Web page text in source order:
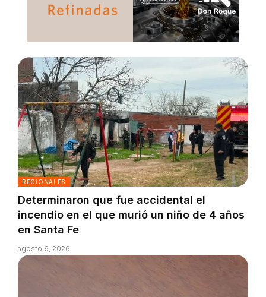
REGIONALES
Determinaron que fue accidental el
incendio en el que murió un niño de 4 años
en Santa Fe
agosto 6, 2026